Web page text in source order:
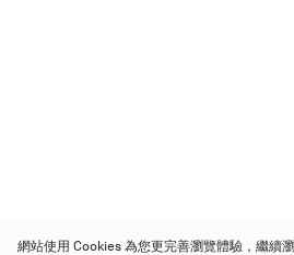
網站使用 Cookies 為您更完善瀏覽體驗，繼續